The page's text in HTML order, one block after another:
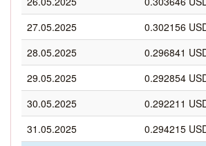
27.05.2025
0.302156
28.05.2025
0.296841
29.05.2025
0.292854
30.05.2025
0.292211
31.05.2025
0.294215